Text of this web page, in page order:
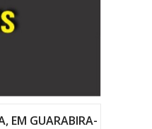
EM GUARABIRA-